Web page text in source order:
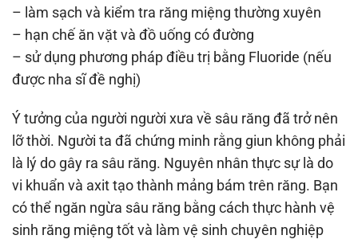
– làm sạch và kiểm tra răng miệng thường xuyên
– hạn chế ăn vặt và đồ uống có đường
– sử dụng phương pháp điều trị bằng Fluoride (nếu
được nha sĩ đề nghị)
Ý tưởng của người người xưa về sâu răng đã trở nên
lỡ thời. Người ta đã chứng minh rằng giun không phải
là lý do gây ra sâu răng. Nguyên nhân thực sự là do
vi khuẩn và axit tạo thành mảng bám trên răng. Bạn
có thể ngăn ngừa sâu răng bằng cách thực hành vệ
sinh răng miệng tốt và làm vệ sinh chuyên nghiệp